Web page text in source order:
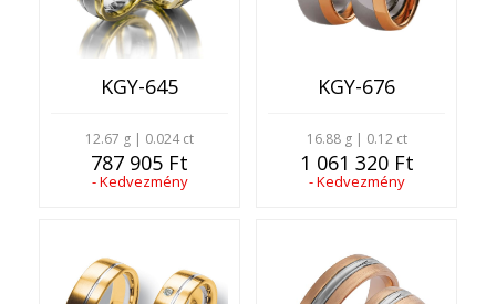
KGY-645
12.67 g | 0.024 ct
787 905 Ft
- Kedvezmény
KGY-676
16.88 g | 0.12 ct
1 061 320 Ft
- Kedvezmény